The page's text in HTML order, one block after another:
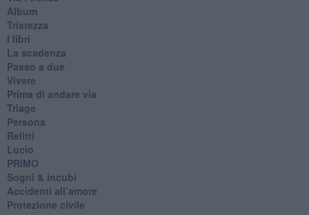
Album
Tristezza
I libri
La scadenza
Passo a due
Vivere
Prima di andare via
Triage
Persona
Relitti
Lucio
PRIMO
Sogni & incubi
Accidenti all’amore
Protezione civile